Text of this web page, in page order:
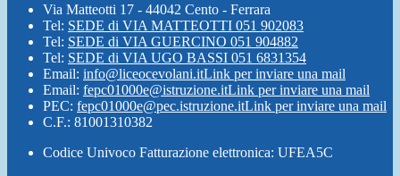
Via Matteotti 17 - 44042 Cento - Ferrara
Tel: SEDE di VIA MATTEOTTI 051 902083
Tel: SEDE di VIA GUERCINO 051 904882
Tel: SEDE di VIA UGO BASSI 051 6831354
Email: info@liceocevolani.itLink per inviare una mail
Email: fepc01000e@istruzione.itLink per inviare una mail
PEC: fepc01000e@pec.istruzione.itLink per inviare una mail
C.F.: 81001310382
Codice Univoco Fatturazione elettronica: UFEA5C